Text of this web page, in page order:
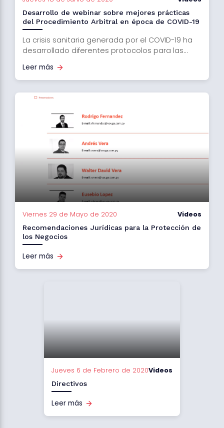
Desarrollo de webinar sobre mejores prácticas
del Procedimiento Arbitral en época de COVID-19
La crisis sanitaria generada por el COVID-19 ha
desarrollado diferentes protocolos para las...
Leer más
Viernes 29 de Mayo de 2020 Videos
Recomendaciones Jurídicas para la Protección de
los Negocios
Leer más
Jueves 6 de Febrero de 2020Videos
Directivos
Leer más